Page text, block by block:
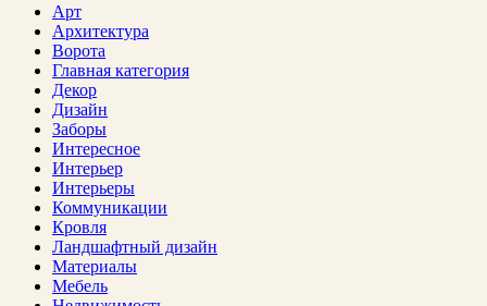
Арт
Архитектура
Ворота
Главная категория
Декор
Дизайн
Заборы
Интересное
Интерьер
Интерьеры
Коммуникации
Кровля
Ландшафтный дизайн
Материалы
Мебель